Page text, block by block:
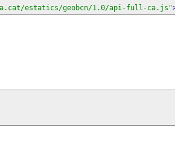
estatics/geobcn/1.0/api-full-ca.js"